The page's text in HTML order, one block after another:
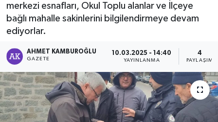
merkezi esnafları, Okul Toplu alanlar ve İlçeye
bağlı mahalle sakinlerini bilgilendirmeye devam
ediyorlar.
AHMET KAMBUROĞLU
GAZETE
10.03.2025 - 14:40
YAYINLANMA
4
PAYLAŞIM